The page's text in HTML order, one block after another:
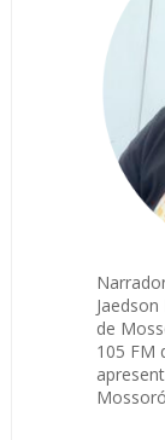
de
105 FM